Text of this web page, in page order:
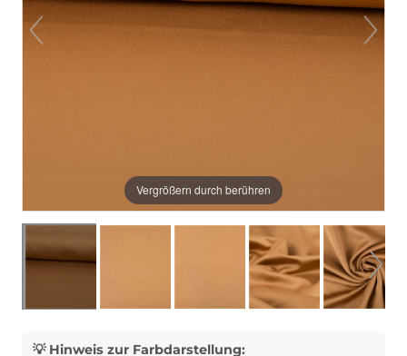
Vergrößern durch berühren
💡 Hinweis zur Farbdarstellung: